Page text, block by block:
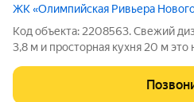
ЖК «Олимпийская Ривьера
Код объекта: 2208563. Свежий
3,8 м и просторная кухня 20 м это не квартира, а уютный
большие окна наполняет
добавляет ощущение